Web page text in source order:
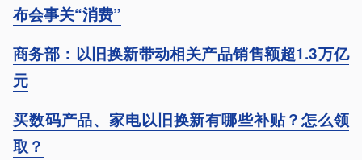
布会事关“消费”
商务部：以旧换新带动相关产品销售额超1.3万亿
元
买数码产品、家电以旧换新有哪些补贴？怎么领
取？